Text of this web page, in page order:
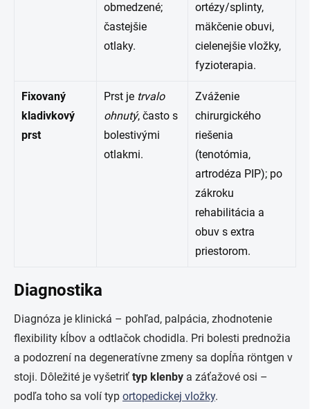
obmedzené;
častejšie
otlaky.
ortézy/splinty,
mäkčenie obuvi,
cielenejšie vložky,
fyzioterapia.
Fixovaný
kladivkový
prst
Prst je trvalo
ohnutý, často s
bolestivými
otlakmi.
Zváženie
chirurgického
riešenia
(tenotómia,
artrodéza PIP); po
zákroku
rehabilitácia a
obuv s extra
priestorom.
Diagnostika
Diagnóza je klinická – pohľad, palpácia, zhodnotenie
flexibility kĺbov a odtlačok chodidla. Pri bolesti prednožia
a podozrení na degeneratívne zmeny sa dopĺňa röntgen v
stoji. Dôležité je vyšetriť typ klenby a záťažové osi –
podľa toho sa volí typ ortopedickej vložky.